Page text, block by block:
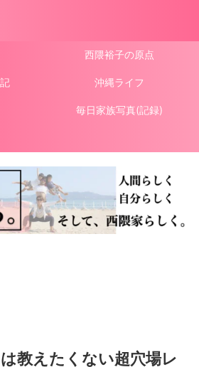
西隈裕子の原点
沖縄ライフ
毎日家族写真(記録)
教えたくない超穴場レ